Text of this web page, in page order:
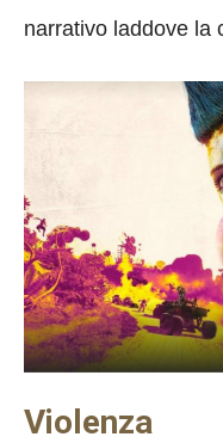
narrativo laddove la
Violenza